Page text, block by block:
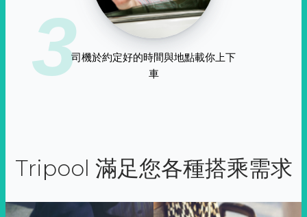
3司機於約定好的時間與地點載你上下
車
Tripool 滿足您各種搭乘需求